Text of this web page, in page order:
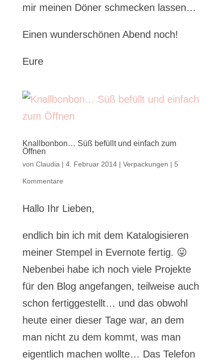
mir meinen Döner schmecken lassen…
Einen wunderschönen Abend noch!
Eure
Knallbonbon… Süß befüllt und einfach zum
Öffnen
von Claudia | 4. Februar 2014| Verpackungen | 5
Kommentare
Hallo Ihr Lieben,
endlich bin ich mit dem Katalogisieren
meiner Stempel in Evernote fertig. 😛
Nebenbei habe ich noch viele Projekte
für den Blog angefangen, teilweise auch
schon fertiggestellt… und das obwohl
heute einer dieser Tage war, an dem
man nicht zu dem kommt, was man
eigentlich machen wollte… Das Telefon